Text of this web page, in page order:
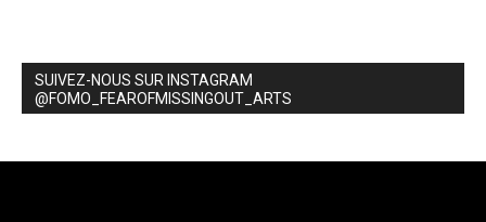
SUIVEZ-NOUS SUR INSTAGRAM
@FOMO_FEAROFMISSINGOUT_ARTS